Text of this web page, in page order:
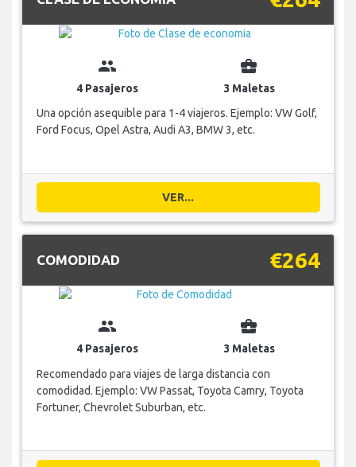
group
4 Pasajeros
business_center
3 Maletas
Una opción asequible para 1-4 viajeros. Ejemplo: VW Golf,
Ford Focus, Opel Astra, Audi A3, BMW 3, etc.
VER...
COMODIDAD €264
group
4 Pasajeros
business_center
3 Maletas
Recomendado para viajes de larga distancia con
comodidad. Ejemplo: VW Passat, Toyota Camry, Toyota
Fortuner, Chevrolet Suburban, etc.